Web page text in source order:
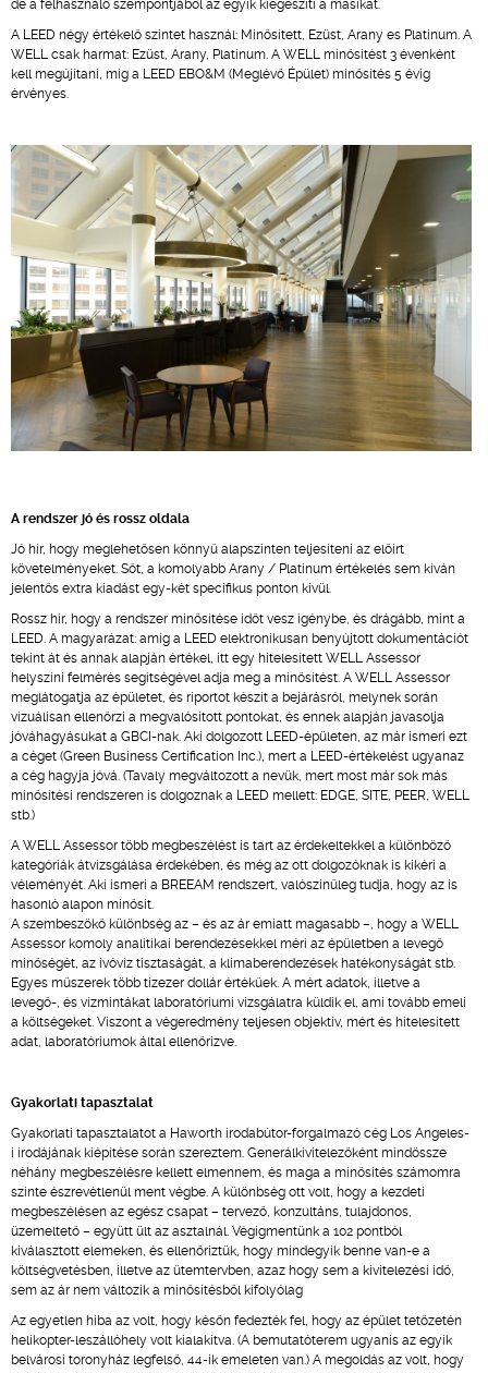
de a felhasználó szempontjából az egyik kiegészíti a másikat.
A LEED négy értékelő szintet használ: Minősített, Ezüst, Arany es Platinum. A
WELL csak harmat: Ezüst, Arany, Platinum. A WELL minősítést 3 évenként
kell megújítani, míg a LEED EBO&M (Meglévő Épület) minősítés 5 évig
érvényes.
A rendszer jó és rossz oldala
Jó hír, hogy meglehetősen könnyű alapszinten teljesíteni az előírt
követelményeket. Sőt, a komolyabb Arany / Platinum értékelés sem kíván
jelentős extra kiadást egy-két specifikus ponton kívül.
Rossz hír, hogy a rendszer minősítése időt vesz igénybe, és drágább, mint a
LEED. A magyarázat: amíg a LEED elektronikusan benyújtott dokumentációt
tekint át és annak alapján értékel, itt egy hitelesített WELL Assessor
helyszíni felmérés segítségével adja meg a minősítést. A WELL Assessor
meglátogatja az épületet, és riportot készít a bejárásról, melynek során
vizuálisan ellenőrzi a megvalósított pontokat, és ennek alapján javasolja
jóváhagyásukat a GBCI-nak. Aki dolgozott LEED-épületen, az már ismeri ezt
a céget (Green Business Certification Inc.), mert a LEED-értékelést ugyanaz
a cég hagyja jóvá. (Tavaly megváltozott a nevük, mert most már sok más
minősítési rendszeren is dolgoznak a LEED mellett: EDGE, SITE, PEER, WELL
stb.)
A WELL Assessor több megbeszélést is tart az érdekeltekkel a különböző
kategóriák átvizsgálása érdekében, és még az ott dolgozóknak is kikéri a
véleményét. Aki ismeri a BREEAM rendszert, valószínűleg tudja, hogy az is
hasonló alapon minősít.
A szembeszökő különbség az – és az ár emiatt magasabb –, hogy a WELL
Assessor komoly analitikai berendezésekkel méri az épületben a levegő
minőségét, az ivóvíz tisztaságát, a klímaberendezések hatékonyságát stb.
Egyes műszerek több tízezer dollár értékűek. A mért adatok, illetve a
levegő-, és vízmintákat laboratóriumi vizsgálatra küldik el, ami tovább emeli
a költségeket. Viszont a végeredmény teljesen objektív, mért és hitelesített
adat, laboratóriumok által ellenőrizve.
Gyakorlati tapasztalat
Gyakorlati tapasztalatot a Haworth irodabútor-forgalmazó cég Los Angeles-
i irodájának kiépítése során szereztem. Generálkivitelezőként mindössze
néhány megbeszélésre kellett elmennem, és maga a minősítés számomra
szinte észrevétlenül ment végbe. A különbség ott volt, hogy a kezdeti
megbeszélésen az egész csapat – tervező, konzultáns, tulajdonos,
üzemeltető – együtt ült az asztalnál. Végigmentünk a 102 pontból
kiválasztott elemeken, és ellenőriztük, hogy mindegyik benne van-e a
költségvetésben, illetve az ütemtervben, azaz hogy sem a kivitelezési idő,
sem az ár nem változik a minősítésből kifolyólag
Az egyetlen hiba az volt, hogy későn fedezték fel, hogy az épület tetőzetén
helikopter-leszállóhely volt kialakítva. (A bemutatóterem ugyanis az egyik
belvárosi toronyház legfelső, 44-ik emeleten van.) A megoldás az volt, hogy